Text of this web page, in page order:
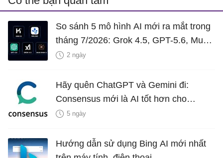
So sánh 5 mô hình AI mới ra mắt trong
tháng 7/2026: Grok 4.5, GPT-5.6, Muse
Spark 1.1, Inkling và Kimi K3
2 ngày
Hãy quên ChatGPT và Gemini đi:
Consensus mới là AI tốt hơn cho
nghiên cứu!
5 ngày
Hướng dẫn sử dụng Bing AI mới nhất